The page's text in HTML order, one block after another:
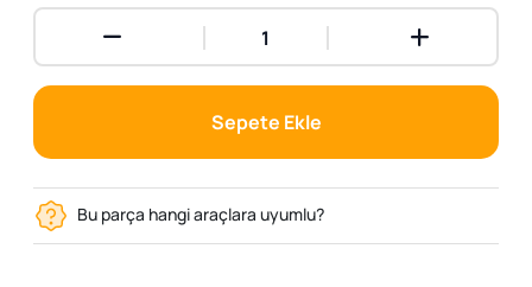
Sepete Ekle
Bu parça hangi araçlara uyumlu?